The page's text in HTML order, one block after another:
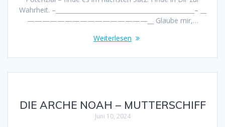
Wahrheit. –______________________________________________– __
————————————————__ Glaube mir,…
Weiterlesen
DIE ARCHE NOAH – MUTTERSCHIFF
Juni 10, 2024